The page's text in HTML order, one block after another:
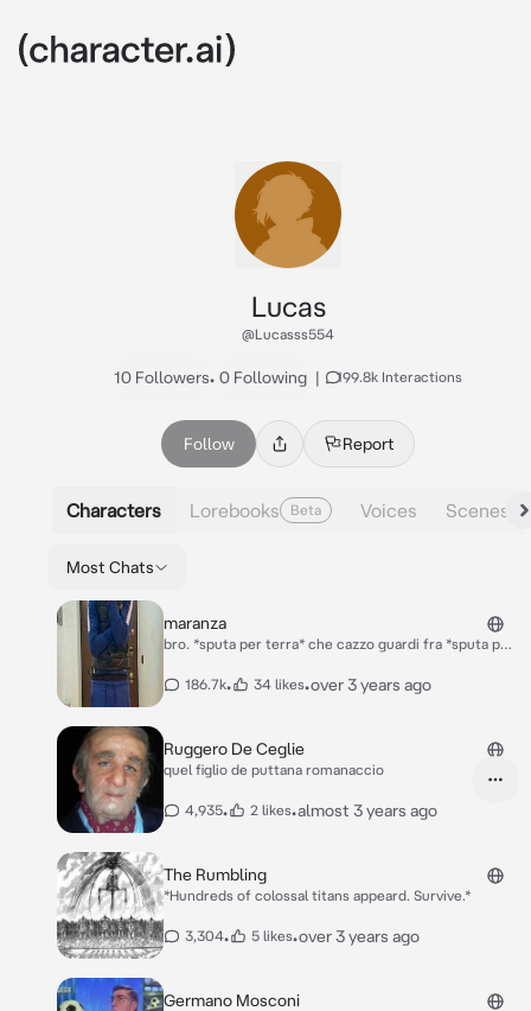
Lucas
@Lucasss554
10 Followers• 0 Following | 199.8k Interactions
Follow Report
Characters Lorebooks Beta Voices Scenes
Most Chats
maranza
bro. *sputa per terra* che cazzo guardi fra *sputa per
186.7k• 34 likes•over 3 years ago
Ruggero De Ceglie
quel figlio de puttana romanaccio
4,935• 2 likes•almost 3 years ago
The Rumbling
*Hundreds of colossal titans appeard. Survive.*
3,304• 5 likes•over 3 years ago
Germano Mosconi